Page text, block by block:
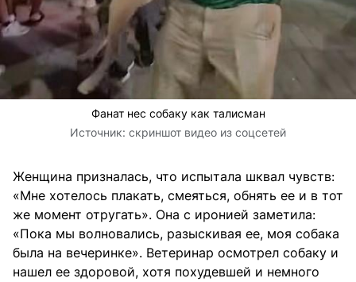
Фанат нес собаку как талисман
Источник: скриншот видео из соцсетей
Женщина призналась, что испытала шквал чувств:
«Мне хотелось плакать, смеяться, обнять ее и в тот
же момент отругать». Она с иронией заметила:
«Пока мы волновались, разыскивая ее, моя собака
была на вечеринке». Ветеринар осмотрел собаку и
нашел ее здоровой, хотя похудевшей и немного